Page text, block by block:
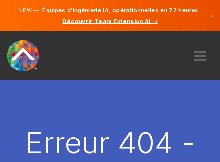
NEW —Équipes d’ingénierie IA, opérationnelles en 72 heures.
Découvrir Team Extension AI →
×
Erreur 404 -